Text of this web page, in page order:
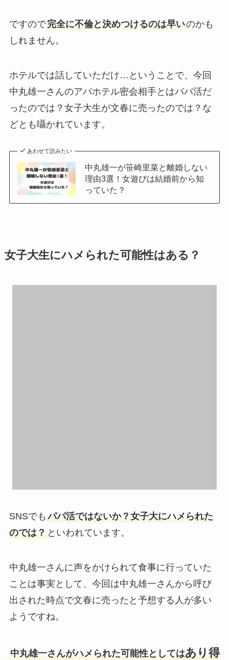
ですので完全に不倫と決めつけるのは早いのかも
しれません。
ホテルでは話していただけ…ということで、今回
中丸雄一さんのアパホテル密会相手とはパパ活だ
ったのでは？女子大生が文春に売ったのでは？な
どとも囁かれています。
あわせて読みたい
中丸雄一が笹崎里菜と離婚しない
理由3選！女遊びは結婚前から知
っていた？
女子大生にハメられた可能性はある？
SNSでも パパ活ではないか？女子大にハメられた
のでは？ といわれています。
中丸雄一さんに声をかけられて食事に行っていた
ことは事実として、今回は中丸雄一さんから呼び
出された時点で文春に売ったと予想する人が多い
ようですね。
中丸雄一さんがハメられた可能性としてはあり得